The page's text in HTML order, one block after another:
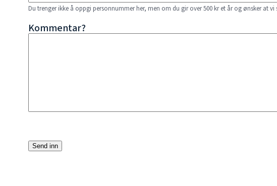
Du trenger ikke å oppgi personnummer her, men om du gir over 500 kr et år og ønsker at
Kommentar?